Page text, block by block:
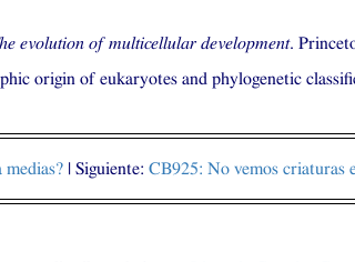
evolution of multicellular development.
origin of eukaryotes and phylogenetic
medias? | Siguiente: CB925: No vemos criaturas